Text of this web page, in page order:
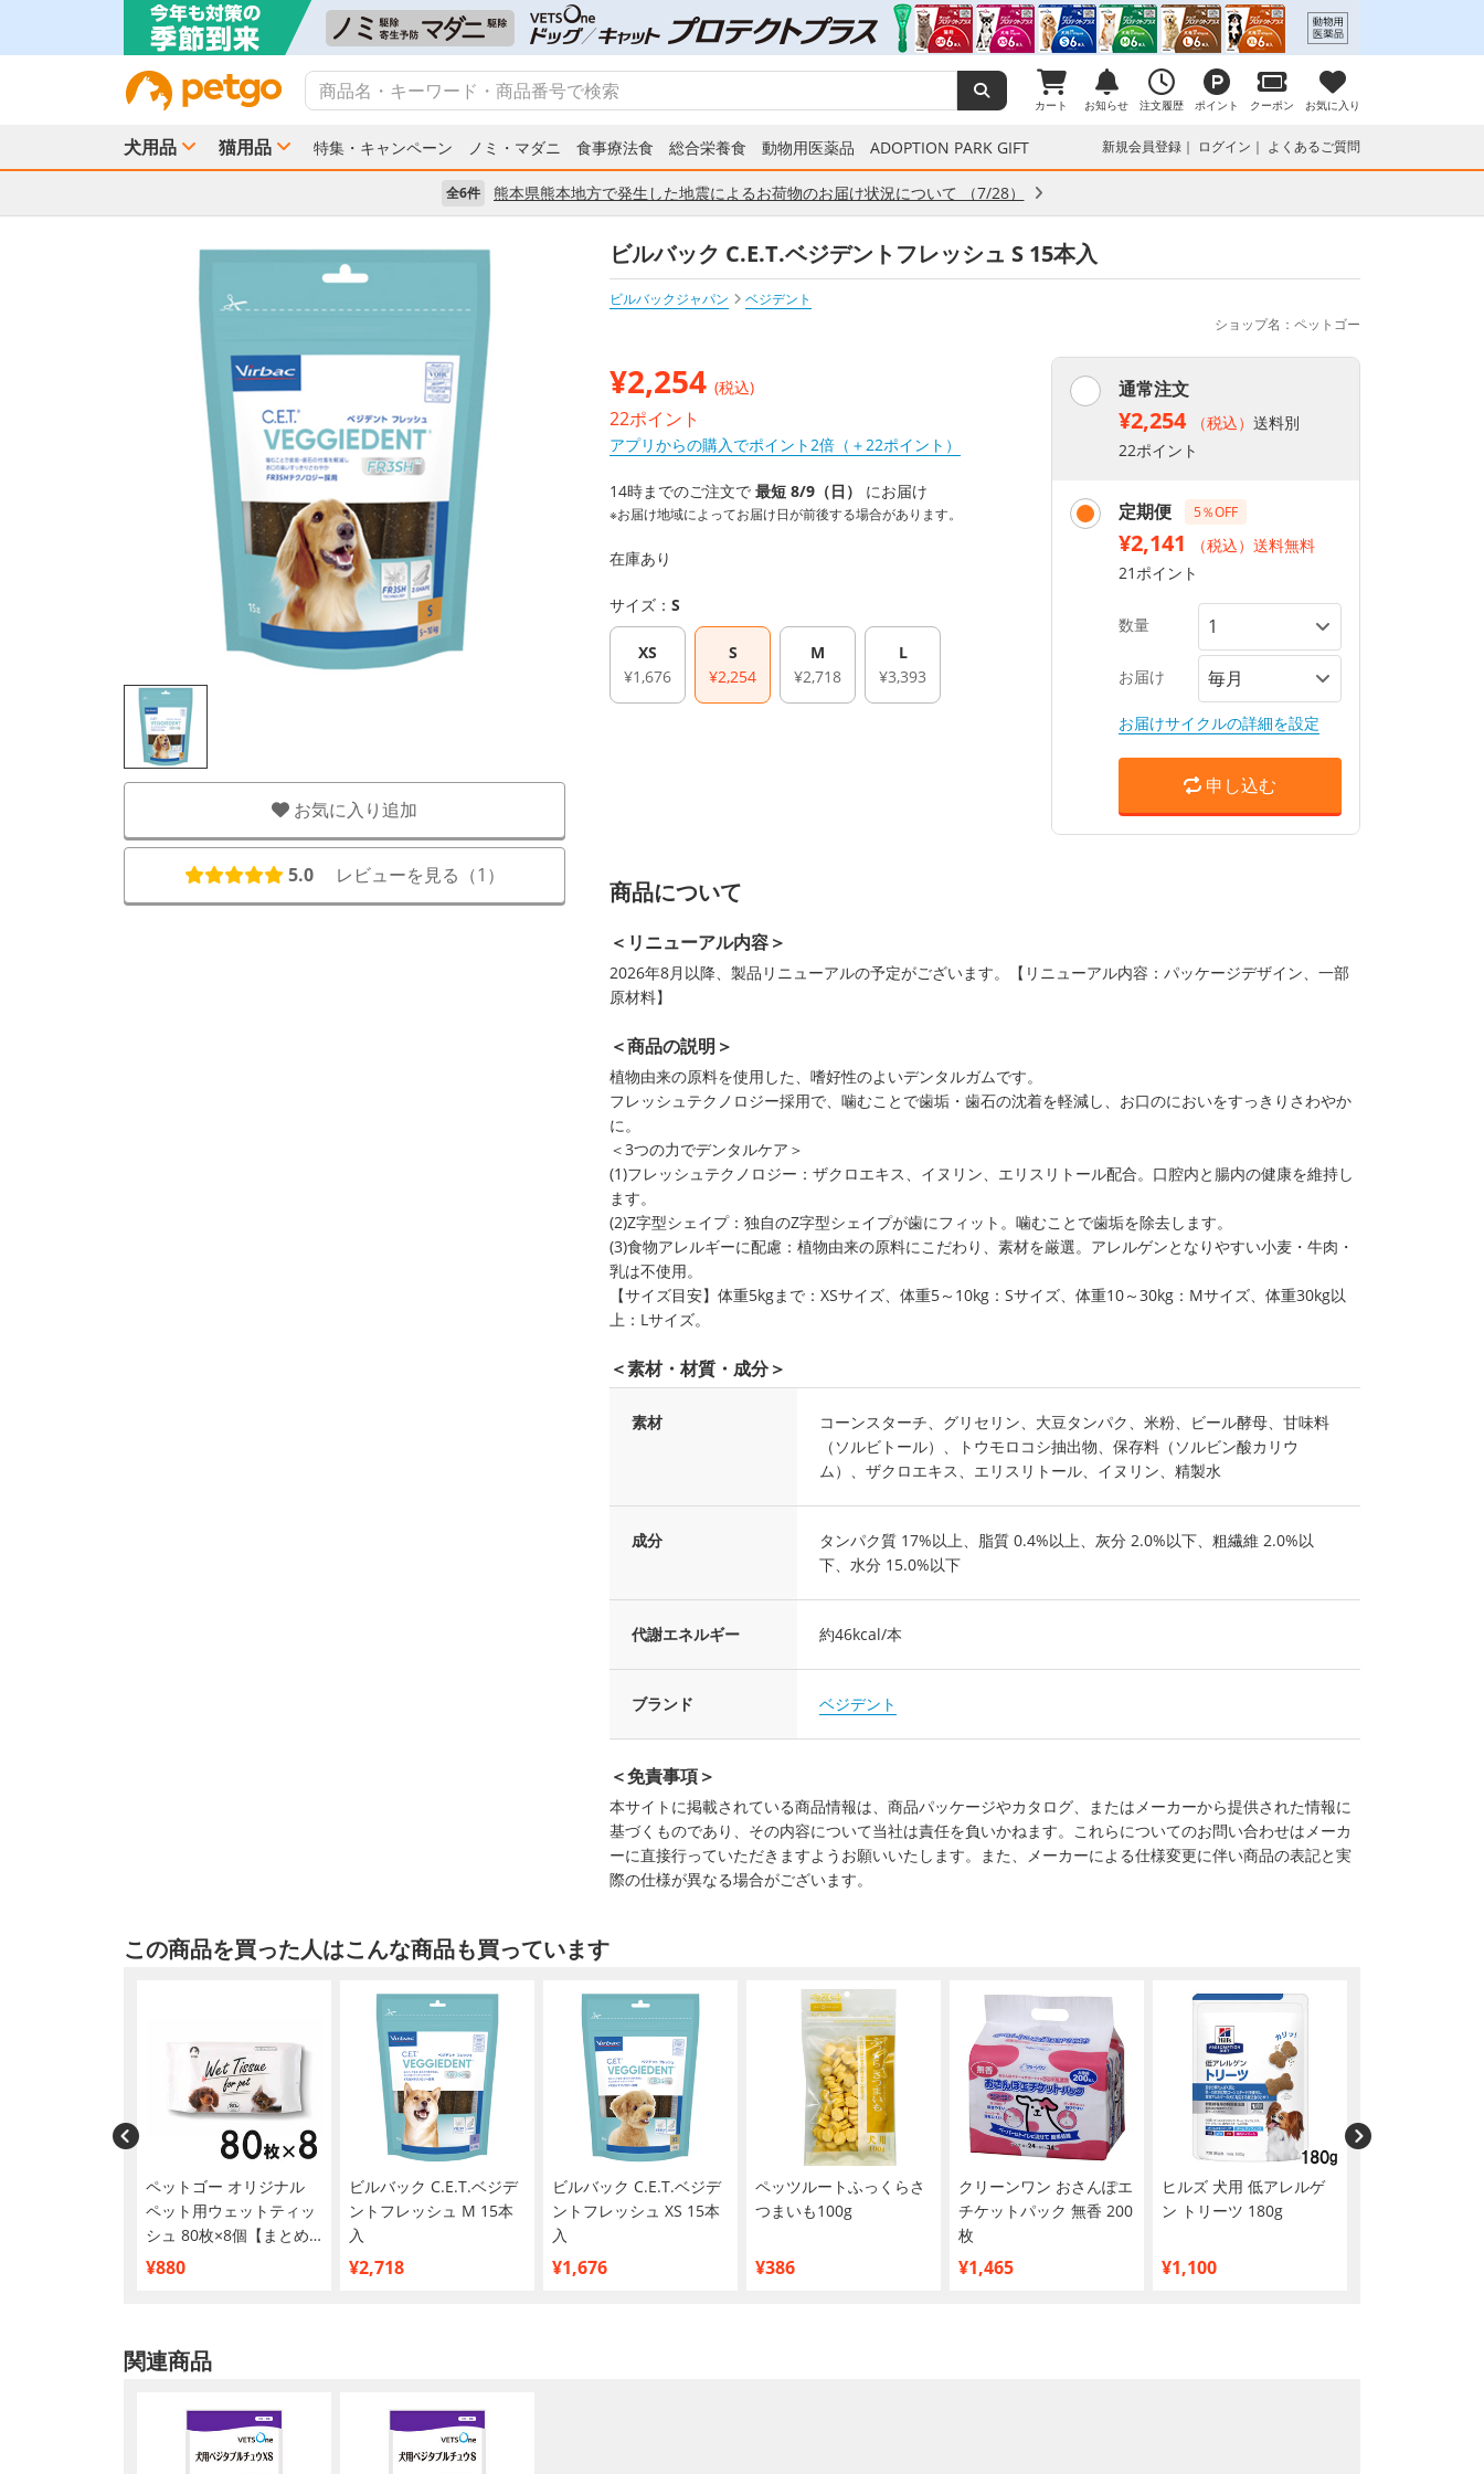
カート お知らせ 注文履歴 ポイント クーポン お気に入り
犬用品 猫用品 特集・キャンペーン ノミ・マダニ 食事療法食 総合栄養食 動物用医薬品 ADOPTION PARK GIFT 新規会員登録 ログイン よくあるご質問
全6件 熊本県熊本地方で発生した地震によるお荷物のお届け状況について （7/28）
お気に入り追加
5.0 レビューを見る（1 ）
ビルバック C.E.T.ベジデントフレッシュ S 15本入
ビルバックジャパン
ベジデント
ショップ名：ペットゴー
¥2,254 (税込)
22ポイント
アプリからの購入でポイント2倍（＋22ポイント）
14時までのご注文で 最短 8/9（日） にお届け
※お届け地域によってお届け日が前後する場合があります。
在庫あり
サイズ： S
XS
¥1,676
S
¥2,254
M
¥2,718
L
¥3,393
通常注文
¥2,254 （税込） 送料別
22ポイント
定期便 5％OFF
¥2,141
（税込）送料無料
21ポイント
数量
お届け
お届けサイクルの詳細を設定
申し込む
商品について
＜リニューアル内容＞
2026年8月以降、製品リニューアルの予定がございます。【リニューアル内容：パッケージデザイン、一部
原材料】
＜商品の説明＞
植物由来の原料を使用した、嗜好性のよいデンタルガムです。
フレッシュテクノロジー採用で、噛むことで歯垢・歯石の沈着を軽減し、お口のにおいをすっきりさわやか
に。
＜3つの力でデンタルケア＞
(1)フレッシュテクノロジー：ザクロエキス、イヌリン、エリスリトール配合。口腔内と腸内の健康を維持し
ます。
(2)Z字型シェイプ：独自のZ字型シェイプが歯にフィット。噛むことで歯垢を除去します。
(3)食物アレルギーに配慮：植物由来の原料にこだわり、素材を厳選。アレルゲンとなりやすい小麦・牛肉・
乳は不使用。
【サイズ目安】体重5kgまで：XSサイズ、体重5～10kg：Sサイズ、体重10～30kg：Mサイズ、体重30kg以
上：Lサイズ。
＜素材・材質・成分＞
素材
コーンスターチ、グリセリン、大豆タンパク、米粉、ビール酵母、甘味料
（ソルビトール）、トウモロコシ抽出物、保存料（ソルビン酸カリウ
ム）、ザクロエキス、エリスリトール、イヌリン、精製水
成分
タンパク質 17%以上、脂質 0.4%以上、灰分 2.0%以下、粗繊維 2.0%以
下、水分 15.0%以下
代謝エネルギー 約46kcal/本
ブランド ベジデント
＜免責事項＞
本サイトに掲載されている商品情報は、商品パッケージやカタログ、またはメーカーから提供された情報に
基づくものであり、その内容について当社は責任を負いかねます。これらについてのお問い合わせはメーカ
ーに直接行っていただきますようお願いいたします。また、メーカーによる仕様変更に伴い商品の表記と実
際の仕様が異なる場合がございます。
この商品を買った人はこんな商品も買っています
ペットゴー オリジナル
ペット用ウェットティッ
シュ 80枚×8個【まとめ
買い】
¥880
ビルバック C.E.T.ベジデ
ントフレッシュ M 15本
入
¥2,718
ビルバック C.E.T.ベジデ
ントフレッシュ XS 15本
入
¥1,676
ペッツルートふっくらさ
つまいも100g
¥386
クリーンワン おさんぽエ
チケットパック 無香 200
枚
¥1,465
ヒルズ 犬用 低アレルゲ
ン トリーツ 180g
¥1,100
関連商品